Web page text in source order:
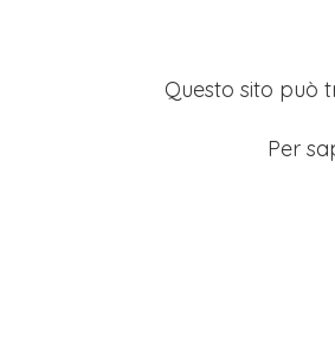
Questo sito può
Per